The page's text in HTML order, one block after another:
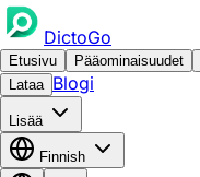
DictoGo
Etusivu Pääominaisuudet
Lataa Blogi
Lisää
Finnish